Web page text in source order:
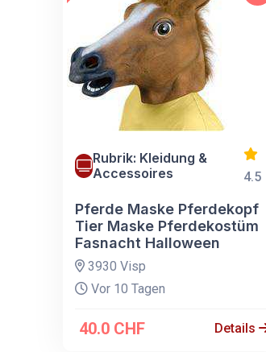
Rubrik: Kleidung &
Accessoires
4.5
Pferde Maske Pferdekopf
Tier Maske Pferdekostüm
Fasnacht Halloween
3930 Visp
Vor 10 Tagen
40.0 CHF Details